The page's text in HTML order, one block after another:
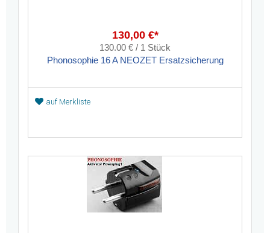
130,00 €*
130.00 € / 1 Stück
Phonosophie 16 A NEOZET Ersatzsicherung
auf Merkliste